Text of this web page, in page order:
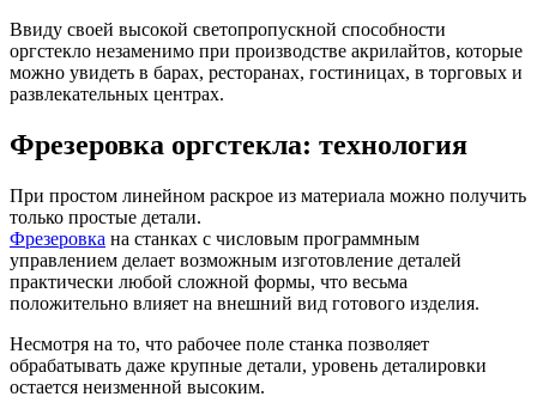
Ввиду своей высокой светопропускной способности
оргстекло незаменимо при производстве акрилайтов, которые
можно увидеть в барах, ресторанах, гостиницах, в торговых и
развлекательных центрах.
Фрезеровка оргстекла: технология
При простом линейном раскрое из материала можно получить
только простые детали.
Фрезеровка на станках с числовым программным
управлением делает возможным изготовление деталей
практически любой сложной формы, что весьма
положительно влияет на внешний вид готового изделия.
Несмотря на то, что рабочее поле станка позволяет
обрабатывать даже крупные детали, уровень деталировки
остается неизменной высоким.